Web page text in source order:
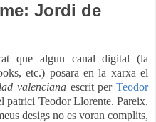
Jordi de
que algun canal digital (la
etc.) posara en la xarxa el
valenciana escrit perTeodor
patrici Teodor Llorente. Pareix,
desigs no es voran complits,